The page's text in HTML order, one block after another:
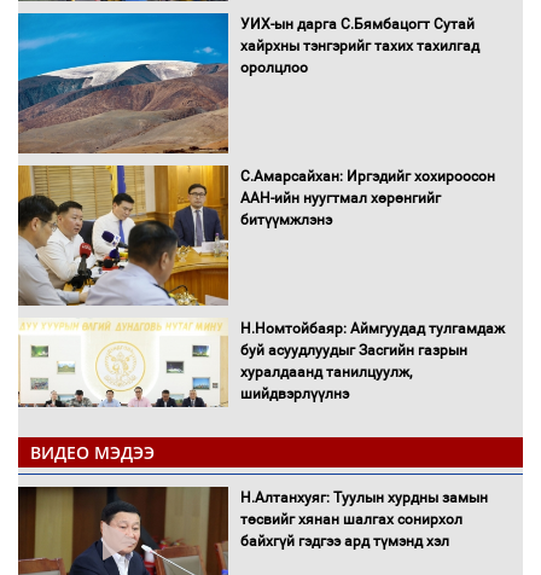
УИХ-ын дарга С.Бямбацогт Сутай
хайрхны тэнгэрийг тахих тахилгад
оролцлоо
С.Амарсайхан: Иргэдийг хохироосон
ААН-ийн нуугтмал хөрөнгийг
битүүмжлэнэ
Н.Номтойбаяр: Аймгуудад тулгамдаж
буй асуудлуудыг Засгийн газрын
хуралдаанд танилцуулж,
шийдвэрлүүлнэ
эрэгтэйчүүдийн волейболын тэмцээнд
оролцож байгаа баг тамирчдад
амжилт хүслээ
ВИДЕО МЭДЭЭ
Н.Алтанхуяг: Туулын хурдны замын
төсвийг хянан шалгах сонирхол
байхгүй гэдгээ ард түмэнд хэл